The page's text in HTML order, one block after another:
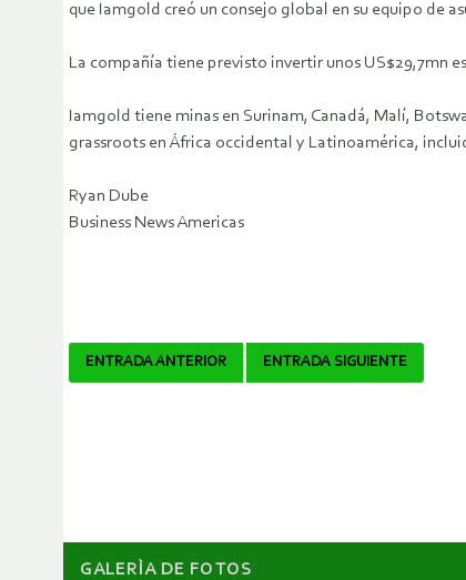
que Iamgold creó un consejo global en su equipo de
La compañía tiene previsto invertir unos US$29,7mn
Iamgold tiene minas en Surinam, Canadá, Malí,
grassroots en África occidental y Latinoamérica,
Ryan Dube
Business News Americas
Navegador
ENTRADA ANTERIOR ENTRADA SIGUIENTE
GALERÌA DE FOTOS